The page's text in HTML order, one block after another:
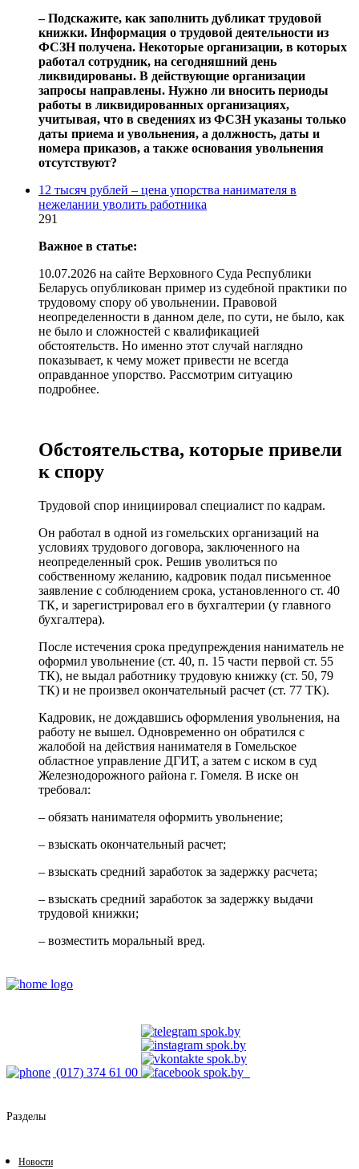
‒ Подскажите, как заполнить дубликат трудовой
книжки. Информация о трудовой деятельности из
ФСЗН получена. Некоторые организации, в которых
работал сотрудник, на сегодняшний день
ликвидированы. В действующие организации
запросы направлены. Нужно ли вносить периоды
работы в ликвидированных организациях,
учитывая, что в сведениях из ФСЗН указаны только
даты приема и увольнения, а должность, даты и
номера приказов, а также основания увольнения
отсутствуют?
12 тысяч рублей – цена упорства нанимателя в
нежелании уволить работника
291
Важное в статье:
10.07.2026 на сайте Верховного Суда Республики
Беларусь опубликован пример из судебной практики по
трудовому спору об увольнении. Правовой
неопределенности в данном деле, по сути, не было, как
не было и сложностей с квалификацией
обстоятельств. Но именно этот случай наглядно
показывает, к чему может привести не всегда
оправданное упорство. Рассмотрим ситуацию
подробнее.
Обстоятельства, которые привели
к спору
Трудовой спор инициировал специалист по кадрам.
Он работал в одной из гомельских организаций на
условиях трудового договора, заключенного на
неопределенный срок. Решив уволиться по
собственному желанию, кадровик подал письменное
заявление с соблюдением срока, установленного ст. 40
ТК, и зарегистрировал его в бухгалтерии (у главного
бухгалтера).
После истечения срока предупреждения наниматель не
оформил увольнение (ст. 40, п. 15 части первой ст. 55
ТК), не выдал работнику трудовую книжку (ст. 50, 79
ТК) и не произвел окончательный расчет (ст. 77 ТК).
Кадровик, не дождавшись оформления увольнения, на
работу не вышел. Одновременно он обратился с
жалобой на действия нанимателя в Гомельское
областное управление ДГИТ, а затем с иском в суд
Железнодорожного района г. Гомеля. В иске он
требовал:
– обязать нанимателя оформить увольнение;
– взыскать окончательный расчет;
– взыскать средний заработок за задержку расчета;
– взыскать средний заработок за задержку выдачи
трудовой книжки;
– возместить моральный вред.
(017) 374 61 00
Разделы
Новости